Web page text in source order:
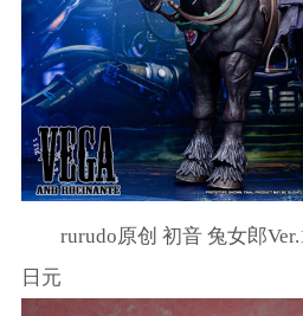
rurudo原创 初音 兔女郎
日元